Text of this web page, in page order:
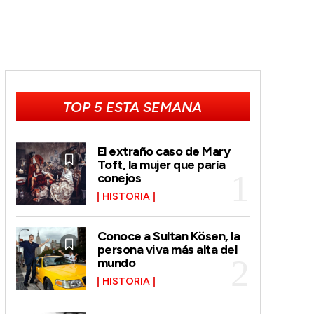
TOP 5 ESTA SEMANA
El extraño caso de Mary
Toft, la mujer que paría
conejos
HISTORIA
Conoce a Sultan Kösen, la
persona viva más alta del
mundo
HISTORIA